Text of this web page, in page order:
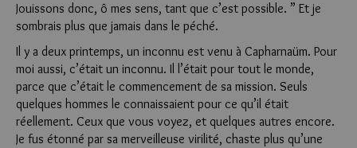
Jouissons donc, ô mes sens, tant que c’est possible. ” Et je
sombrais plus que jamais dans le péché.
Il y a deux printemps, un inconnu est venu à Capharnaüm. Pour
moi aussi, c’était un inconnu. Il l’était pour tout le monde,
parce que c’était le commencement de sa mission. Seuls
quelques hommes le connaissaient pour ce qu’il était
réellement. Ceux que vous voyez, et quelques autres encore.
Je fus étonné par sa merveilleuse virilité, chaste plus qu’une